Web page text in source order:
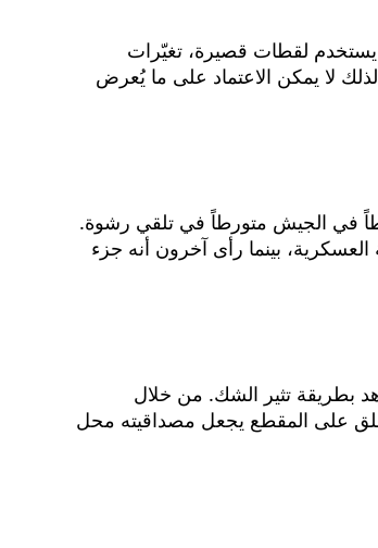
يستخدم لقطات قصيرة، تغيّرات
لا يمكن الاعتماد على ما يُعرض
في الجيش متورطاً في تلقي رشوة.
بينما رأى آخرون أنه جزء
بطريقة تثير الشك. من خلال
على المقطع يجعل مصداقيته محل